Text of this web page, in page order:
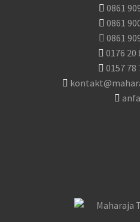
0861
0861
0861
0176 20
0157 78